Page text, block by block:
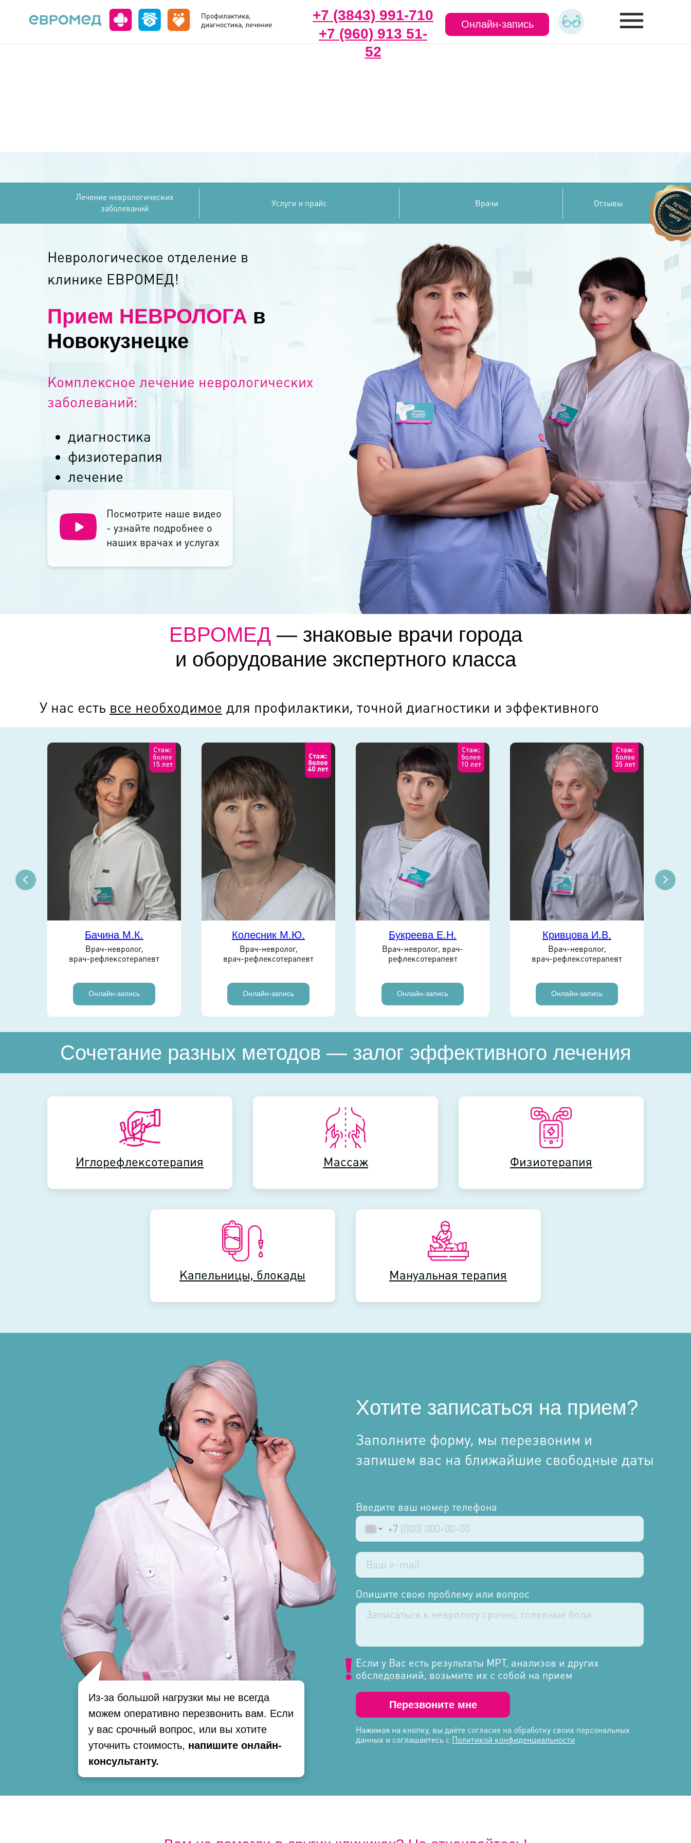
Профилактика,
диагностика, лечение
+7 (3843) 991-710
Онлайн-запись
+7 (960) 913 51-
52
Неврологическое отделение в
клинике ЕВРОМЕД!
Прием НЕВРОЛОГА в
Новокузнецке
Комплексное лечение неврологических
заболеваний:
диагностика
физиотерапия
лечение
Лечение неврологических
заболеваний
Услуги и прайс Врачи Отзывы
Посмотрите наше видео
- узнайте подробнее о
наших врачах и услугах
ЕВРОМЕД — знаковые врачи города
и оборудование экспертного класса
для профилактики, точной диагностики и эффективного
лечения
все необходимое
У нас есть
Бачина М.К.
Врач-невролог,
врач-рефлексотерапевт
Онлайн-запись
Колесник М.Ю.
Врач-невролог,
врач-рефлексотерапевт
Онлайн-запись
Букреева Е.Н.
Врач-невролог, врач-
рефлексотерапевт
Онлайн-запись
Кривцова И.В.
Врач-невролог,
врач-рефлексотерапевт
Онлайн-запись
Сочетание разных методов — залог эффективного лечения
Иглорефлексотерапия
Капельницы, блокады
Массаж
Мануальная терапия
Физиотерапия
Иглорефлексотерапия
Капельницы, блокады
Массаж
Мануальная терапия
Физиотерапия
Хотите записаться на прием?
Заполните форму, мы перезвоним и
запишем вас на ближайшие свободные даты
Введите ваш номер телефона
+7
Опишите свою проблему или вопрос
Если у Вас есть результаты МРТ, анализов и других
обследований, возьмите их с собой на прием
Перезвоните мне
Нажимая на кнопку, вы даёте согласие на обработку своих персональных
данных и соглашаетесь с Политикой конфиденциальности
Из-за большой нагрузки мы не всегда
можем оперативно перезвонить вам. Если
у вас срочный вопрос, или вы хотите
уточнить стоимость, напишите онлайн-
консультанту.